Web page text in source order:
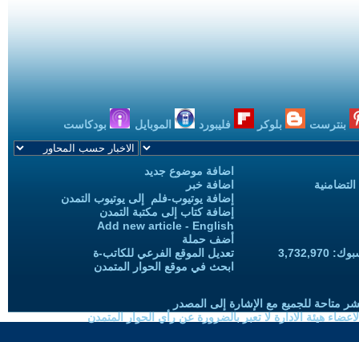
بنترست بلوكر فليبورد الموبايل بودكاست
اضافة موضوع جديد
اضافة خبر
إضافة يوتيوب-فلم إلى يوتيوب التمدن
إضافة كتاب إلى مكتبة التمدن
Add new article - English
أضف حملة
تعديل الموقع الفرعي للكاتب-ة
ابحث في موقع الحوار المتمدن
متاحة للجميع مع الإشارة إلى المصدر
هيئة الادارة لا تعبر بالضرورة عن رأي الحوار المتمدن